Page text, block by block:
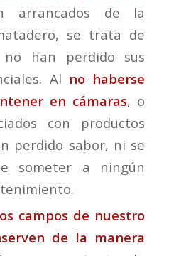
arrancados de la
se trata de
no han perdido sus
Al no haberse
en cámaras, o
con productos
perdido sabor, ni se
someter a ningún
campos de nuestro
de la manera